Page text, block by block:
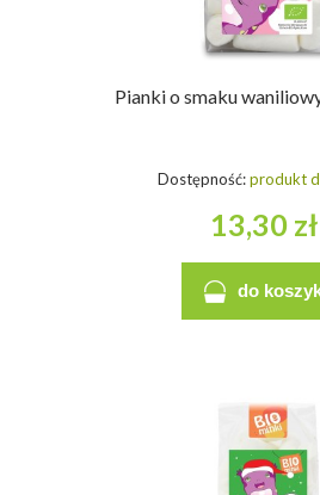
Pianki o smaku
Dostępność:produkt
13,30 zł
do